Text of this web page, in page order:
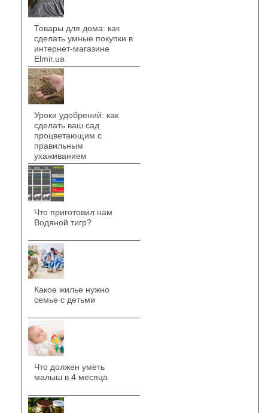
Товары для дома: как
сделать умные покупки в
интернет-магазине
Elmir.ua
Уроки удобрений: как
сделать ваш сад
процветающим с
правильным
ухаживанием
Что приготовил нам
Водяной тигр?
Какое жилье нужно
семье с детьми
Что должен уметь
малыш в 4 месяца